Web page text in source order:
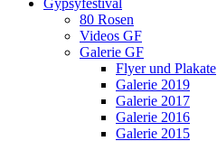
Gypsyfestival
80 Rosen
Videos GF
Galerie GF
Flyer und Plakate
Galerie 2019
Galerie 2017
Galerie 2016
Galerie 2015